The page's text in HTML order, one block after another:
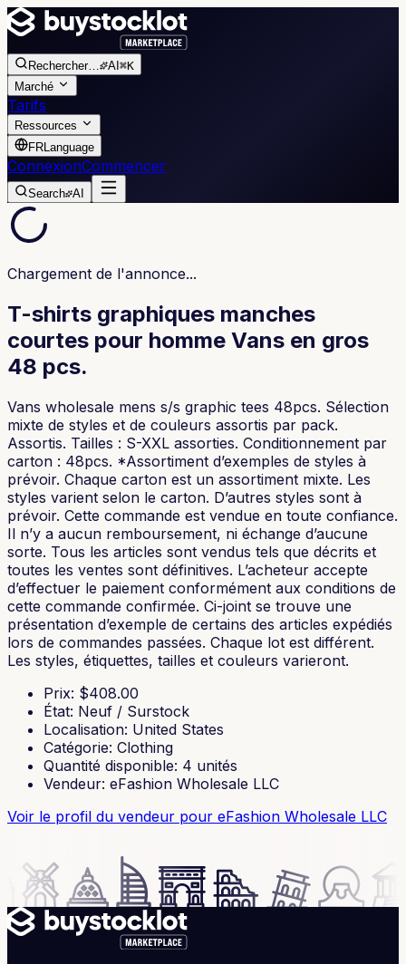
Rechercher… AI ⌘K
Marché
Tarifs
Ressources
FRLanguage
ConnexionCommencer
Search AI
Chargement de l'annonce...
T-shirts graphiques manches
courtes pour homme Vans en gros
48 pcs.
Vans wholesale mens s/s graphic tees 48pcs. Sélection
mixte de styles et de couleurs assortis par pack.
Assortis. Tailles : S-XXL assorties. Conditionnement par
carton : 48pcs. *Assortiment d’exemples de styles à
prévoir. Chaque carton est un assortiment mixte. Les
styles varient selon le carton. D’autres styles sont à
prévoir. Cette commande est vendue en toute confiance.
Il n’y a aucun remboursement, ni échange d’aucune
sorte. Tous les articles sont vendus tels que décrits et
toutes les ventes sont définitives. L’acheteur accepte
d’effectuer le paiement conformément aux conditions de
cette commande confirmée. Ci-joint se trouve une
présentation d’exemple de certains des articles expédiés
lors de commandes passées. Chaque lot est différent.
Les styles, étiquettes, tailles et couleurs varieront.
Prix: $408.00
État: Neuf / Surstock
Localisation: United States
Catégorie: Clothing
Quantité disponible: 4 unités
Vendeur: eFashion Wholesale LLC
Voir le profil du vendeur pour eFashion Wholesale LLC